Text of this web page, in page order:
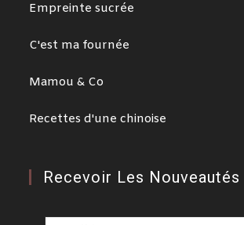
Empreinte sucrée
C'est ma fournée
Mamou & Co
Recettes d'une chinoise
Recevoir Les Nouveautés